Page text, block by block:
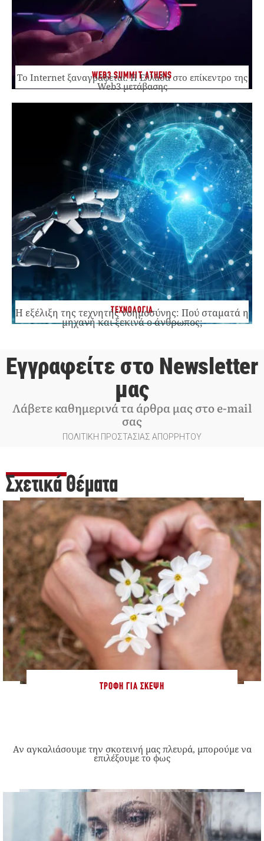
WEB3 SUMMIT ATHENS
Το Internet ξαναγράφεται. Η Ελλάδα στο επίκεντρο της
Web3 μετάβασης
ΤΕΧΝΟΛΟΓΙΑ
Η εξέλιξη της τεχνητής νοημοσύνης: Πού σταματά η
μηχανή και ξεκινά ο άνθρωπος;
Εγγραφείτε στο Newsletter
μας
Λάβετε καθημερινά τα άρθρα μας στο e-mail
σας
ΠΟΛΙΤΙΚΗ ΠΡΟΣΤΑΣΙΑΣ ΑΠΟΡΡΗΤΟΥ
Σχετικά Θέματα
ΤΡΟΦΉ ΓΙΑ ΣΚΈΨΗ
Αν αγκαλιάσουμε την σκοτεινή μας πλευρά, μπορούμε να
επιλέξουμε το φως